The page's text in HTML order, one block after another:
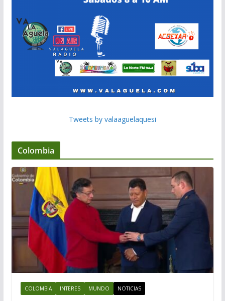
Tweets by valaaguelaquesi
Colombia
COLOMBIA INTERES MUNDO NOTICIAS